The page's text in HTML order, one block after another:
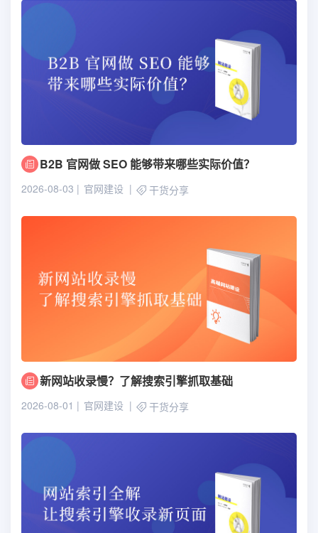
B2B 官网做 SEO 能够带来哪些实际价值？
2026-08-03 官网建设 干货分享
新网站收录慢？了解搜索引擎抓取基础
2026-08-01 官网建设 干货分享